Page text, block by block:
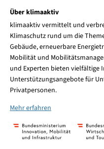
Über klimaaktiv
klimaaktiv vermittelt und
Klimaschutz rund um die
Gebäude, erneuerbare
Mobilität und
und Experten bieten vielfältige
Unterstützungsangebote für
Privatpersonen.
Mehr erfahren